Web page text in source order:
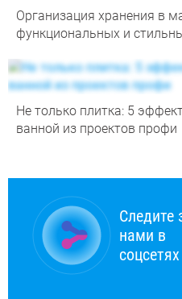
Организация хранения в
функциональных и
Не только плитка: 5
ванной из проектов профи
Следите
нами в
соцсетях